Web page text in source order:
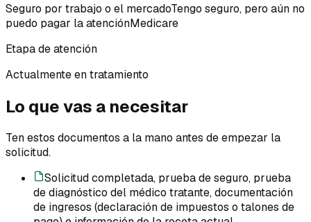
Seguro por trabajo o el mercadoTengo seguro, pero aún no
puedo pagar la atenciónMedicare
Etapa de atención
Actualmente en tratamiento
Lo que vas a necesitar
Ten estos documentos a la mano antes de empezar la
solicitud.
Solicitud completada, prueba de seguro, prueba
de diagnóstico del médico tratante, documentación
de ingresos (declaración de impuestos o talones de